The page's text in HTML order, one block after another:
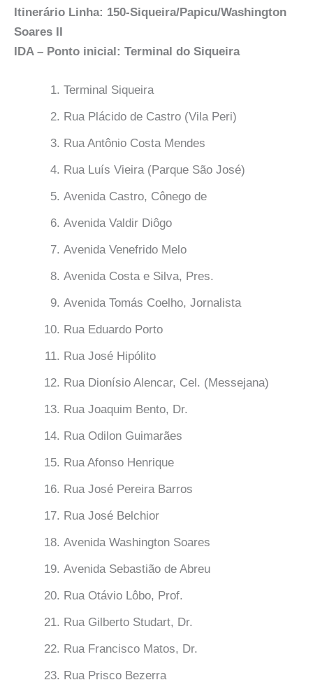
Itinerário Linha: 150-Siqueira/Papicu/Washington
Soares II
IDA – Ponto inicial: Terminal do Siqueira
Terminal Siqueira
Rua Plácido de Castro (Vila Peri)
Rua Antônio Costa Mendes
Rua Luís Vieira (Parque São José)
Avenida Castro, Cônego de
Avenida Valdir Diôgo
Avenida Venefrido Melo
Avenida Costa e Silva, Pres.
Avenida Tomás Coelho, Jornalista
Rua Eduardo Porto
Rua José Hipólito
Rua Dionísio Alencar, Cel. (Messejana)
Rua Joaquim Bento, Dr.
Rua Odilon Guimarães
Rua Afonso Henrique
Rua José Pereira Barros
Rua José Belchior
Avenida Washington Soares
Avenida Sebastião de Abreu
Rua Otávio Lôbo, Prof.
Rua Gilberto Studart, Dr.
Rua Francisco Matos, Dr.
Rua Prisco Bezerra